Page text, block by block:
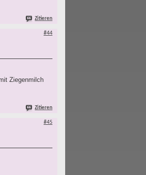
Zitieren
#44
Ziegenmilch
Zitieren
#45